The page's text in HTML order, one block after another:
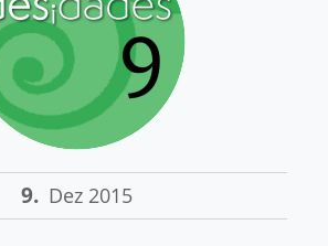
9. Dez 2015